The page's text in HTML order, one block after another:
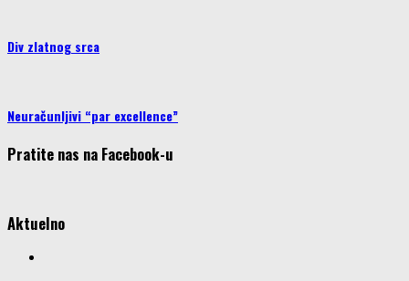
Div zlatnog srca
Neuračunljivi “par excellence”
Pratite nas na Facebook-u
Aktuelno